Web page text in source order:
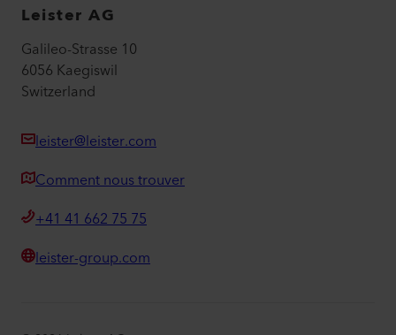
Leister AG
Galileo-Strasse 10
6056 Kaegiswil
Switzerland
leister@leister.com
Comment nous trouver
+41 41 662 75 75
leister-group.com